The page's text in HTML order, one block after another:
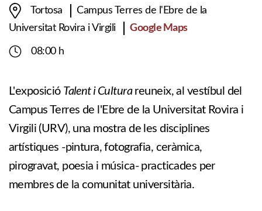
Tortosa
Campus Terres de l'Ebre de la
Universitat Rovira i Virgili
Google Maps
08:00 h
L'exposició Talent i Culturareuneix, al vestíbul del
Campus Terres de l'Ebre de la Universitat Rovira i
Virgili (URV), una mostra de les disciplines
artístiques -pintura, fotografia, ceràmica,
pirogravat, poesia i música- practicades per
membres de la comunitat universitària.